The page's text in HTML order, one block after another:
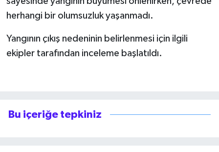
herhangi bir olumsuzluk yaşanmadı.
Yangının çıkış nedeninin belirlenmesi için ilgili
ekipler tarafından inceleme başlatıldı.
Bu içeriğe tepkiniz